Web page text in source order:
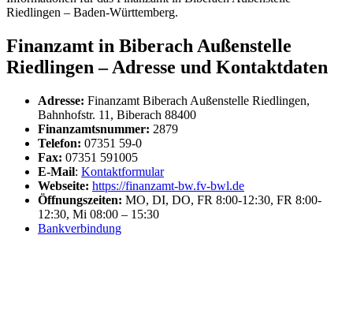
Riedlingen – Baden-Württemberg.
Finanzamt in Biberach Außenstelle
Riedlingen – Adresse und Kontaktdaten
Adresse: Finanzamt Biberach Außenstelle Riedlingen,
Bahnhofstr. 11, Biberach 88400
Finanzamtsnummer: 2879
Telefon: 07351 59-0
Fax: 07351 591005
E-Mail: Kontaktformular
Webseite: https://finanzamt-bw.fv-bwl.de
Öffnungszeiten: MO, DI, DO, FR 8:00-12:30, FR 8:00-
12:30, Mi 08:00 – 15:30
Bankverbindung